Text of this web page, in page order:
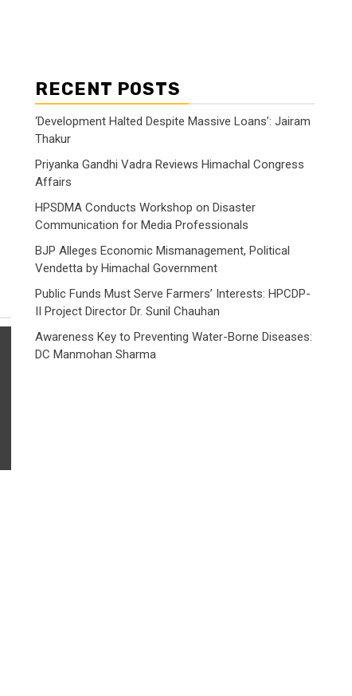
RECENT POSTS
‘Development Halted Despite Massive Loans’: Jairam
Thakur
Priyanka Gandhi Vadra Reviews Himachal Congress
Affairs
HPSDMA Conducts Workshop on Disaster
Communication for Media Professionals
BJP Alleges Economic Mismanagement, Political
Vendetta by Himachal Government
Public Funds Must Serve Farmers’ Interests: HPCDP-
II Project Director Dr. Sunil Chauhan
Awareness Key to Preventing Water-Borne Diseases:
DC Manmohan Sharma